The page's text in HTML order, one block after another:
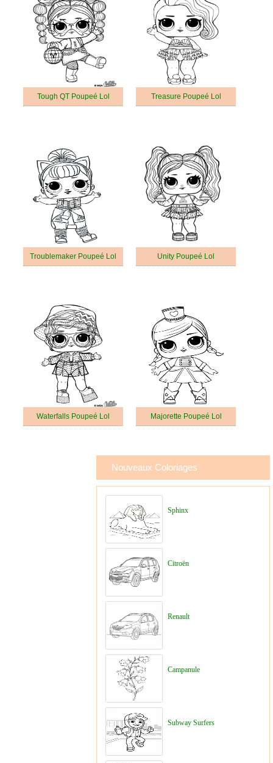
Tough QT Poupeé Lol Treasure Poupeé Lol
Troublemaker Poupeé Lol Unity Poupeé Lol
Waterfalls Poupeé Lol Majorette Poupeé Lol
Nouveaux Coloriages
Sphinx
Citroën
Renault
Campanule
Subway Surfers